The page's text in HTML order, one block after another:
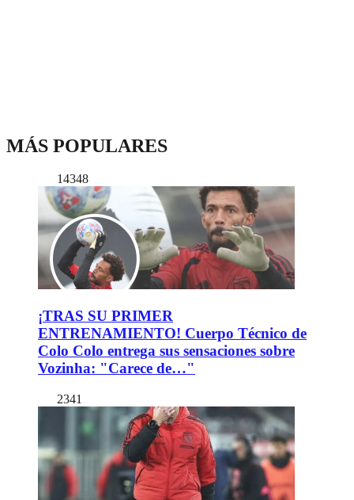
MÁS POPULARES
14348
¡TRAS SU PRIMER
ENTRENAMIENTO! Cuerpo Técnico de
Colo Colo entrega sus sensaciones sobre
Vozinha: "Carece de…"
2341